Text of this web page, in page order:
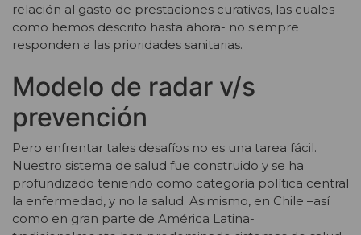
relación al gasto de prestaciones curativas, las cuales -
como hemos descrito hasta ahora- no siempre
responden a las prioridades sanitarias.
Modelo de radar v/s
prevención
Pero enfrentar tales desafíos no es una tarea fácil.
Nuestro sistema de salud fue construido y se ha
profundizado teniendo como categoría política central
la enfermedad, y no la salud. Asimismo, en Chile –así
como en gran parte de América Latina-